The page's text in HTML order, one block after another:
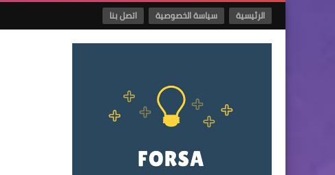
الرئيسية سياسة الخصوصية اتصل بنا